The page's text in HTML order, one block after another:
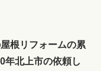
根リフォームの累
年北上市の依頼し